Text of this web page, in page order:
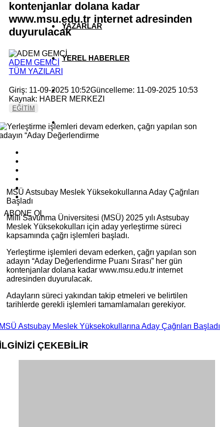
YAZARLAR
YEREL HABERLER
kontenjanlar dolana kadar
www.msu.edu.tr internet adresinden
duyurulacak
ADEM GEMCİ
TÜM YAZILARI
Giriş: 11-09-2025 10:52Güncelleme: 11-09-2025 10:53
Kaynak: HABER MERKEZI
EĞİTİM
ABONE OL
MSÜ Astsubay Meslek Yüksekokullarına Aday Çağrıları
Başladı
Milli Savunma Üniversitesi (MSÜ) 2025 yılı Astsubay
Meslek Yüksekokulları için aday yerleştirme süreci
kapsamında çağrı işlemleri başladı.
Yerleştirme işlemleri devam ederken, çağrı yapılan son
adayın “Aday Değerlendirme Puanı Sırası” her gün
kontenjanlar dolana kadar www.msu.edu.tr internet
adresinden duyurulacak.
Adayların süreci yakından takip etmeleri ve belirtilen
tarihlerde gerekli işlemleri tamamlamaları gerekiyor.
Astsubay Meslek Yüksekokullarına Aday Çağrıları Başladı
ÇEKEBİLİR